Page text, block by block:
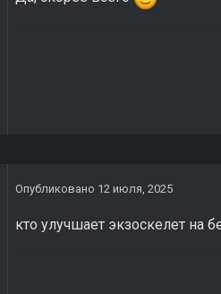
Опубликовано 12 июля, 2025
кто улучшает экзоскелет на